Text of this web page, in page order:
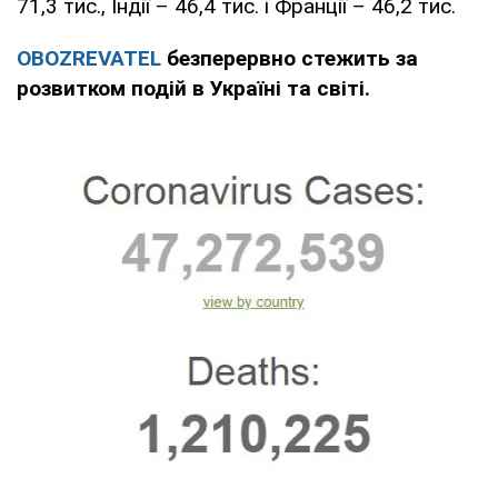
71,3 тис., Індії – 46,4 тис. і Франції – 46,2 тис.
OBOZREVATEL безперервно стежить за
розвитком подій в Україні та світі.